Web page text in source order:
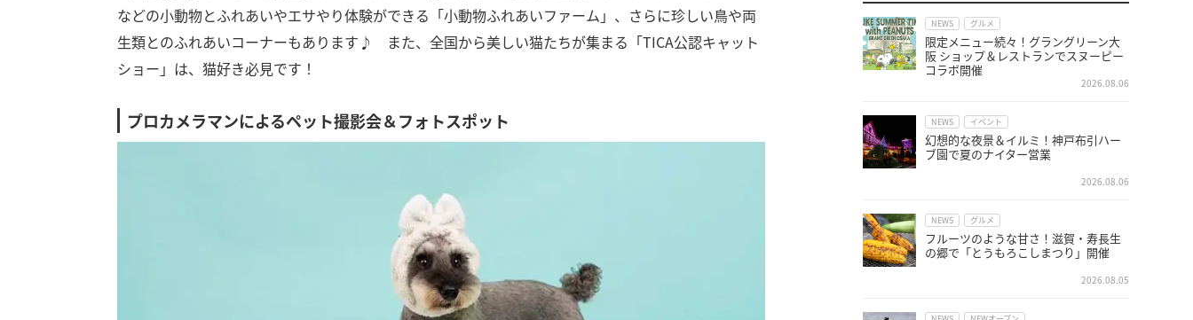
などの小動物とふれあいやエサやり体験ができる「小動物ふれあいファーム」、さらに珍しい鳥や両
生類とのふれあいコーナーもあります♪ また、全国から美しい猫たちが集まる「TICA公認キャット
ショー」は、猫好き必見です！
プロカメラマンによるペット撮影会＆フォトスポット
NEWS グルメ
限定メニュー続々！グラングリーン大
阪 ショップ＆レストランでスヌーピー
コラボ開催
2026.08.06
NEWS イベント
幻想的な夜景＆イルミ！神戸布引ハー
ブ園で夏のナイター営業
2026.08.06
NEWS グルメ
フルーツのような甘さ！滋賀・寿長生
の郷で「とうもろこしまつり」開催
2026.08.05